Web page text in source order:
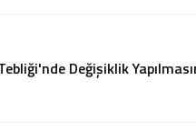
Değişiklik